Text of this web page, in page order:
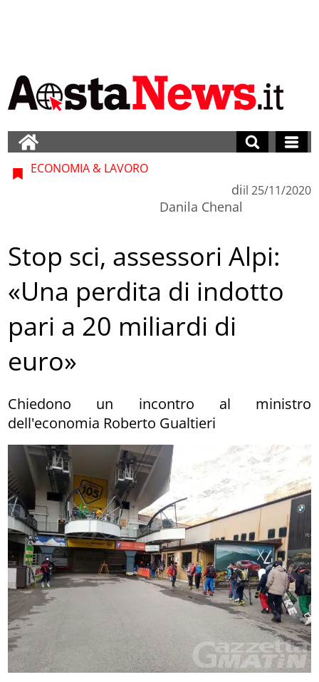
ECONOMIA & LAVORO
di
Danila Chenal
il 25/11/2020
Stop sci, assessori Alpi:
«Una perdita di indotto
pari a 20 miliardi di
euro»
Chiedono un incontro al ministro
dell'economia Roberto Gualtieri